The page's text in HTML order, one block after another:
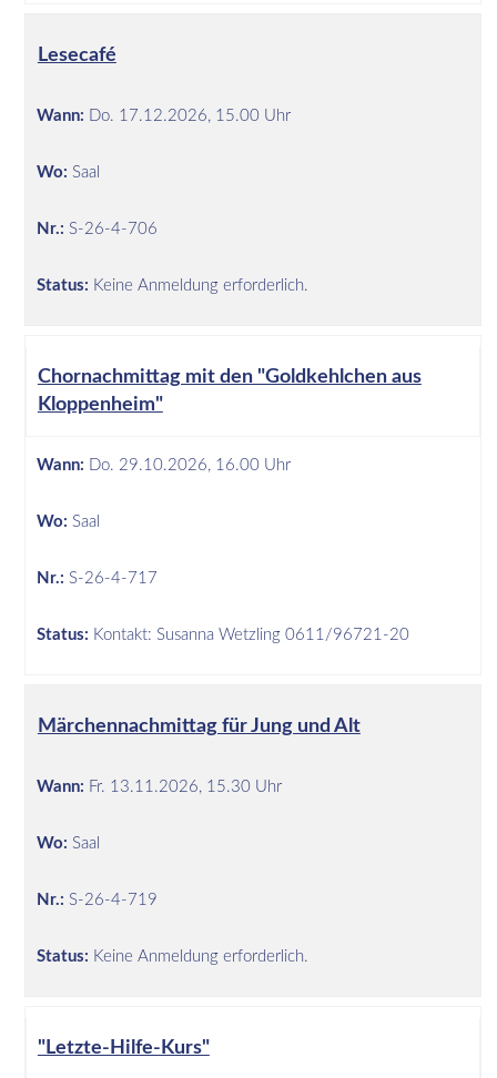
Lesecafé
Wann: Do. 17.12.2026, 15.00 Uhr
Wo: Saal
Nr.: S-26-4-706
Status: Keine Anmeldung erforderlich.
Chornachmittag mit den "Goldkehlchen aus
Kloppenheim"
Wann: Do. 29.10.2026, 16.00 Uhr
Wo: Saal
Nr.: S-26-4-717
Status: Kontakt: Susanna Wetzling 0611/96721-20
Märchennachmittag für Jung und Alt
Wann: Fr. 13.11.2026, 15.30 Uhr
Wo: Saal
Nr.: S-26-4-719
Status: Keine Anmeldung erforderlich.
"Letzte-Hilfe-Kurs"